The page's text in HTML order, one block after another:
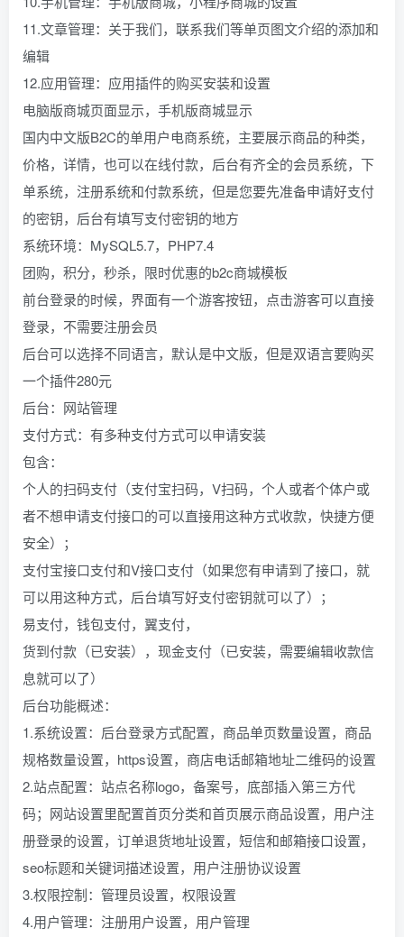
11.文章管理：关于我们，联系我们等单页图文介绍的添加和
编辑
12.应用管理：应用插件的购买安装和设置
电脑版商城页面显示，手机版商城显示
国内中文版B2C的单用户电商系统，主要展示商品的种类，
价格，详情，也可以在线付款，后台有齐全的会员系统，下
单系统，注册系统和付款系统，但是您要先准备申请好支付
的密钥，后台有填写支付密钥的地方
系统环境：MySQL5.7，PHP7.4
团购，积分，秒杀，限时优惠的b2c商城模板
前台登录的时候，界面有一个游客按钮，点击游客可以直接
登录，不需要注册会员
后台可以选择不同语言，默认是中文版，但是双语言要购买
一个插件280元
后台：网站管理
支付方式：有多种支付方式可以申请安装
包含：
个人的扫码支付（支付宝扫码，V扫码，个人或者个体户或
者不想申请支付接口的可以直接用这种方式收款，快捷方便
安全）；
支付宝接口支付和V接口支付（如果您有申请到了接口，就
可以用这种方式，后台填写好支付密钥就可以了）；
易支付，钱包支付，翼支付，
货到付款（已安装），现金支付（已安装，需要编辑收款信
息就可以了）
后台功能概述：
1.系统设置：后台登录方式配置，商品单页数量设置，商品
规格数量设置，https设置，商店电话邮箱地址二维码的设置
2.站点配置：站点名称logo，备案号，底部插入第三方代
码；网站设置里配置首页分类和首页展示商品设置，用户注
册登录的设置，订单退货地址设置，短信和邮箱接口设置，
seo标题和关键词描述设置，用户注册协议设置
3.权限控制：管理员设置，权限设置
4.用户管理：注册用户设置，用户管理